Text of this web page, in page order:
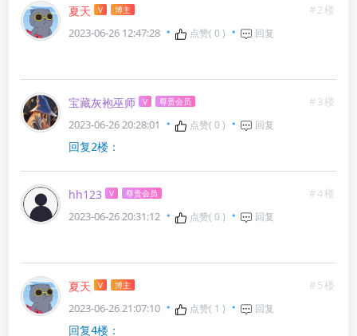
夏天 V 博主
#2楼
2023-06-26 12:47:28
点赞( 0 ) 回复
宝藏灰袍巫师 V 尊贵会员
#3楼
2023-06-26 20:28:01
点赞( 0 ) 回复
回复2楼：
hh123 V 尊贵会员
#4楼
2023-06-26 20:31:12
点赞( 0 ) 回复
夏天 V 博主
#5楼
2023-06-26 21:07:10
点赞( 1 ) 回复
回复4楼：